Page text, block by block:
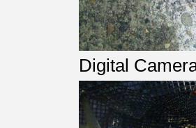
Digital